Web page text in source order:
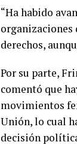
“Ha habido
organizaciones
derechos,
Por su parte,
comentó que
movimientos
Unión, lo cual
decisión